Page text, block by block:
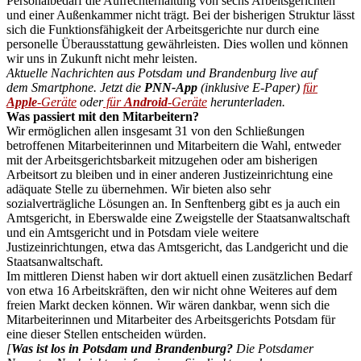
und einer Außenkammer nicht trägt. Bei der bisherigen Struktur lässt
sich die Funktionsfähigkeit der Arbeitsgerichte nur durch eine
personelle Überausstattung gewährleisten. Dies wollen und können
wir uns in Zukunft nicht mehr leisten.
Aktuelle Nachrichten aus Potsdam und Brandenburg live auf
dem Smartphone. Jetzt die PNN-App (inklusive E-Paper) für
Apple-Geräte oderfürAndroid-Geräte herunterladen.
Was passiert mit den Mitarbeitern?
Wir ermöglichen allen insgesamt 31 von den Schließungen
betroffenen Mitarbeiterinnen und Mitarbeitern die Wahl, entweder
mit der Arbeitsgerichtsbarkeit mitzugehen oder am bisherigen
Arbeitsort zu bleiben und in einer anderen Justizeinrichtung eine
adäquate Stelle zu übernehmen. Wir bieten also sehr
sozialverträgliche Lösungen an. In Senftenberg gibt es ja auch ein
Amtsgericht, in Eberswalde eine Zweigstelle der Staatsanwaltschaft
und ein Amtsgericht und in Potsdam viele weitere
Justizeinrichtungen, etwa das Amtsgericht, das Landgericht und die
Staatsanwaltschaft.
Im mittleren Dienst haben wir dort aktuell einen zusätzlichen Bedarf
von etwa 16 Arbeitskräften, den wir nicht ohne Weiteres auf dem
freien Markt decken können. Wir wären dankbar, wenn sich die
Mitarbeiterinnen und Mitarbeiter des Arbeitsgerichts Potsdam für
eine dieser Stellen entscheiden würden.
[Was ist los in Potsdam und Brandenburg? Die Potsdamer